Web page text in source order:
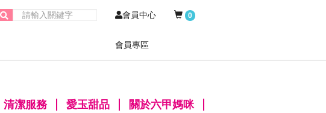
會員中心
會員專區
0
清潔服務 愛玉甜品 關於六甲媽咪